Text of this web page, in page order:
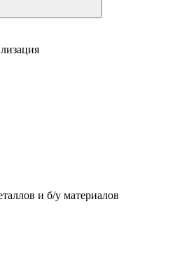
и б/у материалов